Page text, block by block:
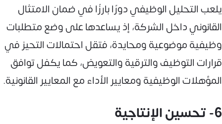
يلعب التحليل الوظيفي دورًا بارزًا في ضمان الامتثال
القانوني داخل الشركة، إذ يساعدها على وضع متطلبات
وظيفية موضوعية ومحايدة، فتقل احتمالات التحيز في
قرارات التوظيف والترقية والتعويض، كما يكفل توافق
المؤهلات الوظيفية ومعايير الأداء مع المعايير القانونية.
6- تحسين الإنتاجية